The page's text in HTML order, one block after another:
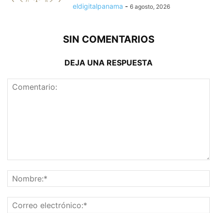
eldigitalpanama - 6 agosto, 2026
SIN COMENTARIOS
DEJA UNA RESPUESTA